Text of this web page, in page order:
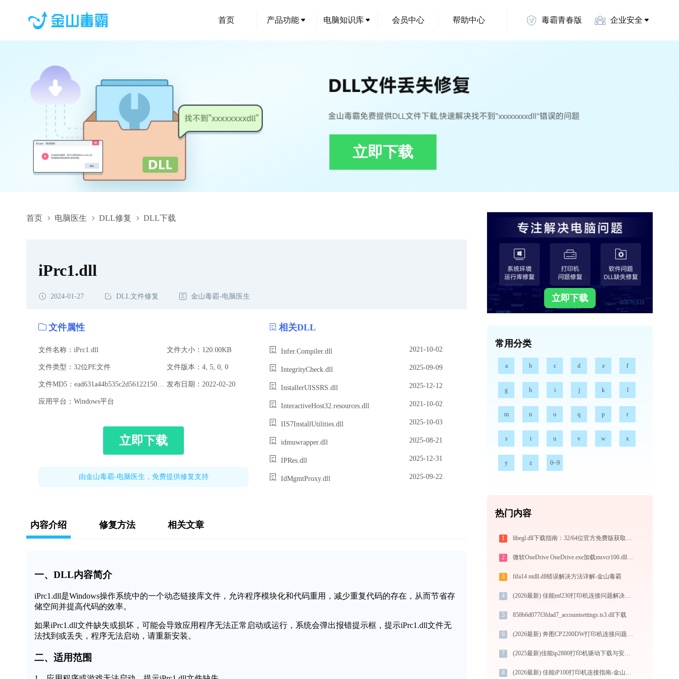
首页 产品功能 电脑知识库 会员中心 帮助中心 毒霸青春版 企业安全
立即下载
首页 电脑医生 DLL修复 DLL下载
iPrc1.dll,iPrc1.dll下载,iPrc1.dll修复
iPrc1.dll
2024-01-27 DLL文件修复 金山毒霸-电脑医生
文件属性
文件名称：iPrc1.dll 文件大小：120.00KB
文件类型：32位PE文件 文件版本：4, 5, 0, 0
发布日期：2022-02-20
应用平台：Windows平台
立即下载
由金山毒霸-电脑医生，免费提供修复支持
相关DLL
Infer.Compiler.dll 2021-10-02
IntegrityCheck.dll 2025-09-09
InstallerUISSRS.dll 2025-12-12
InteractiveHost32.resources.dll 2021-10-02
IIS7InstallUtilities.dll 2025-10-03
idmuwrapper.dll 2025-08-21
IPRes.dll 2025-12-31
IdMgmtProxy.dll 2025-09-22
内容介绍 修复方法 相关文章
一、DLL内容简介
iPrc1.dll是Windows操作系统中的一个动态链接库文件，允许程序模块化和代码重用，减少重复代码的存在，从而节省存
储空间并提高代码的效率。
如果iPrc1.dll文件缺失或损坏，可能会导致应用程序无法正常启动或运行，系统会弹出报错提示框，提示iPrc1.dll文件无
法找到或丢失，程序无法启动，请重新安装。
二、适用范围
立即下载
常用分类
a b c d e f
g h i j k l
m n o q p r
s t u v w x
y z 0~9
热门内容
1 libegl.dll下载指南：32/64位官方免费版获取与修复教程
2 微软OneDrive OneDrive.exe加载msvcr100.dll文件丢失处理办法
3 fifa14 ntdll.dll错误解决方法详解-金山毒霸
4 (2026最新) 佳能mf230打印机连接问题解决方法 - 金山毒霸
5 858b6d077f3fdad7_accountsettings.ts3.dll下载
6 (2026最新) 奔图CP2200DW打印机连接问题解决方法 - 金山毒霸
7 (2025最新)佳能ip2880打印机驱动下载与安装指南 | 官方驱动支持
8 (2026最新) 佳能iP100打印机连接指南-金山毒霸